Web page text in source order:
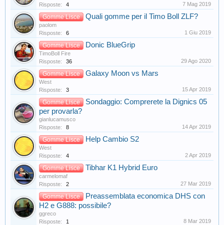
Risposte:
4 7 Mag 2019
Gomme Lisce Quali gomme per il Timo Boll ZLF?
paolom
Risposte:
6 1 Giu 2019
Gomme Lisce Donic BlueGrip
TimoBoll Fire
Risposte:
36 29 Ago 2020
Gomme Lisce Galaxy Moon vs Mars
West
Risposte:
3 15 Apr 2019
Gomme Lisce
Sondaggio: Comprerete la Dignics 05
per provarla?
gianlucamusco
Risposte:
8 14 Apr 2019
Gomme Lisce Help Cambio S2
West
Risposte:
4 2 Apr 2019
Gomme Lisce Tibhar K1 Hybrid Euro
carmelomaf
Risposte:
2 27 Mar 2019
Gomme Lisce
Preassemblata economica DHS con
H2 e G888: possibile?
ggreco
Risposte:
1 8 Mar 2019